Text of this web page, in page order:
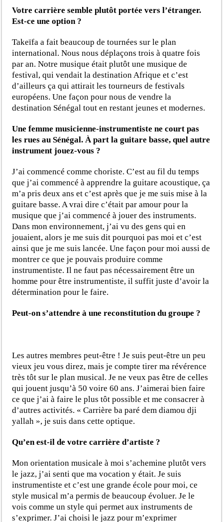
Votre carrière semble plutôt portée vers l’étranger.
Est-ce une option ?
Takeïfa a fait beaucoup de tournées sur le plan
international. Nous nous déplaçons trois à quatre fois
par an. Notre musique était plutôt une musique de
festival, qui vendait la destination Afrique et c’est
d’ailleurs ça qui attirait les tourneurs de festivals
européens. Une façon pour nous de vendre la
destination Sénégal tout en restant jeunes et modernes.
Une femme musicienne-instrumentiste ne court pas
les rues au Sénégal. À part la guitare basse, quel autre
instrument jouez-vous ?
J’ai commencé comme choriste. C’est au fil du temps
que j’ai commencé à apprendre la guitare acoustique, ça
m’a pris deux ans et c’est après que je me suis mise à la
guitare basse. A vrai dire c’était par amour pour la
musique que j’ai commencé à jouer des instruments.
Dans mon environnement, j’ai vu des gens qui en
jouaient, alors je me suis dit pourquoi pas moi et c’est
ainsi que je me suis lancée. Une façon pour moi aussi de
montrer ce que je pouvais produire comme
instrumentiste. Il ne faut pas nécessairement être un
homme pour être instrumentiste, il suffit juste d’avoir la
détermination pour le faire.
Peut-on s’attendre à une reconstitution du groupe ?
Les autres membres peut-être ! Je suis peut-être un peu
vieux jeu vous direz, mais je compte tirer ma révérence
très tôt sur le plan musical. Je ne veux pas être de celles
qui jouent jusqu’à 50 voire 60 ans. J’aimerai bien faire
ce que j’ai à faire le plus tôt possible et me consacrer à
d’autres activités. « Carrière ba paré dem diamou dji
yallah », je suis dans cette optique.
Qu’en est-il de votre carrière d’artiste ?
Mon orientation musicale à moi s’achemine plutôt vers
le jazz, j’ai senti que ma vocation y était. Je suis
instrumentiste et c’est une grande école pour moi, ce
style musical m’a permis de beaucoup évoluer. Je le
vois comme un style qui permet aux instruments de
s’exprimer. J’ai choisi le jazz pour m’exprimer